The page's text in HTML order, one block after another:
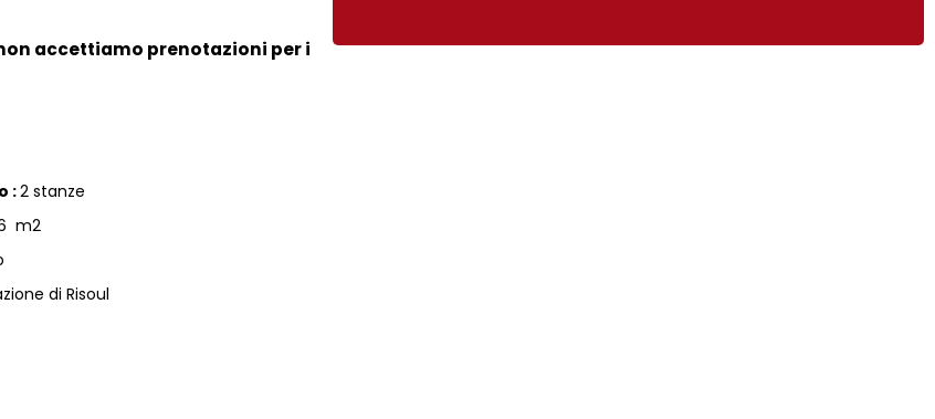
accettiamo prenotazioni per i
:2 stanze
m2
di Risoul